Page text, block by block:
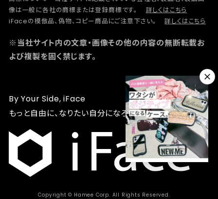
像は一般に各社の商標または登録商標です。
詳しくはこちら
iFaceの模倣品、偽物、コピー商品にご注意下さい。
詳しくはこちら
※当社サイト内の文章・画像その他の内容の無断転載お
よび複製を固く禁じます。
By Your Side, iFace
もっと自由に、なりたい自分になろう
Copyright © Hamee Corp. All Rights Reserved.